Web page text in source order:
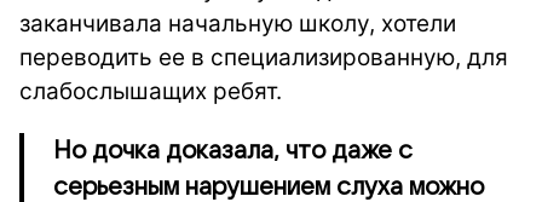
заканчивала начальную школу, хотели
переводить ее в специализированную, для
слабослышащих ребят.
Но дочка доказала, что даже с
серьезным нарушением слуха можно